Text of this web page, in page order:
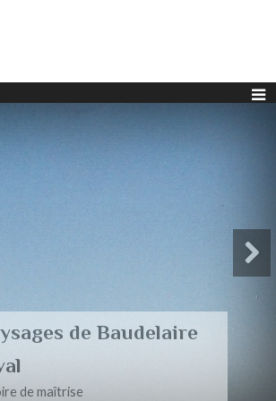
de Baudelaire
de maîtrise